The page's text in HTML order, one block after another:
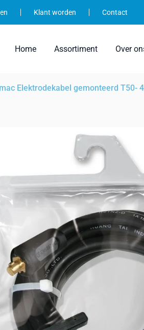
Klant worden Contact
Home Assortiment Over
Elektrodekabel gemonteerd T50-